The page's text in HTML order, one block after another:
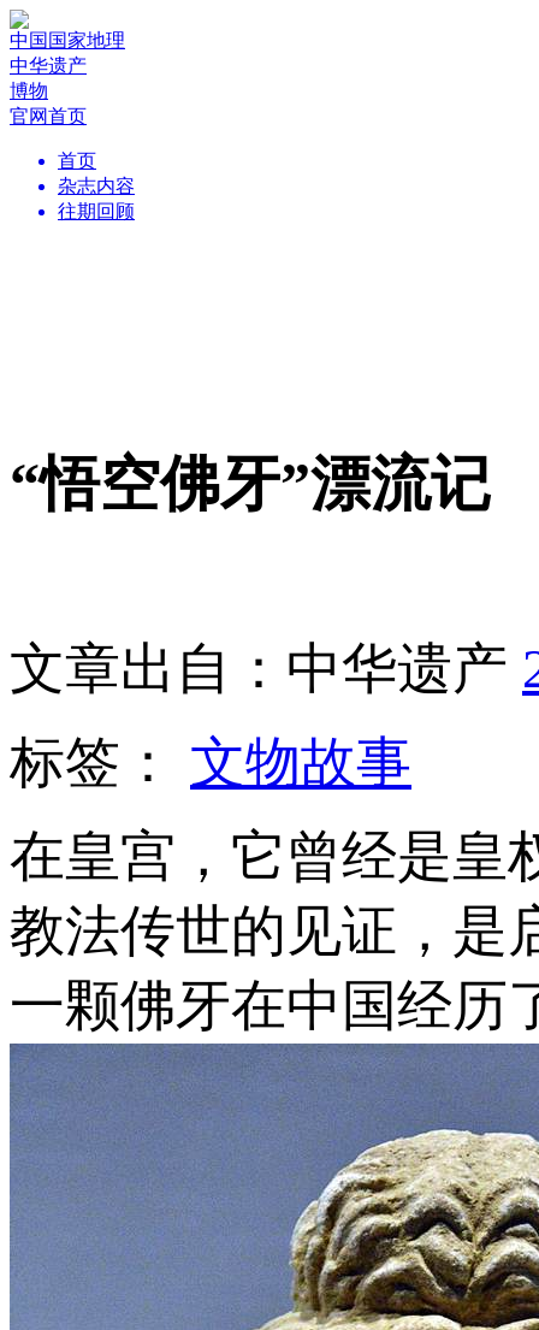
中国国家地理
中华遗产
博物
官网首页
首页
杂志内容
往期回顾
“悟空佛牙”漂流记
文章出自：中华遗产
标签： 文物故事
在皇宫，它曾经是皇
教法传世的见证，是
一颗佛牙在中国经